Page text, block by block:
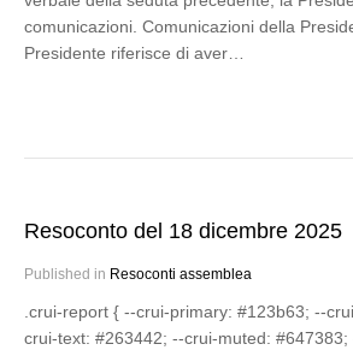
comunicazioni. Comunicazioni della
Presidente riferisce di aver…
Resoconto del 18 dicembre 2025
Published in Resoconti assemblea
.crui-report { --crui-primary: #123b63; --
crui-text: #263442; --crui-muted: